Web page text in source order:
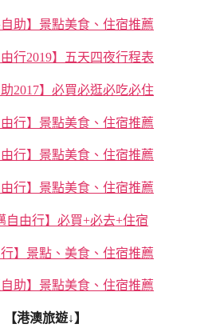
自助】景點美食、住宿推薦
由行2019】五天四夜行程表
助2017】必買必逛必吃必住
由行】景點美食、住宿推薦
由行】景點美食、住宿推薦
由行】景點美食、住宿推薦
自由行】必買+必去+住宿
行】景點、美食、住宿推薦
自助】景點美食、住宿推薦
【港澳旅遊↓】